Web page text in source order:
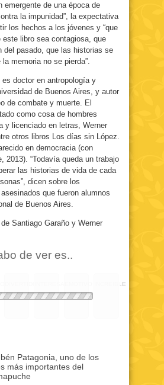
emergente de una época de
la impunidad”, la expectativa
los hechos a los jóvenes y “que
este libro sea contagiosa, que
del pasado, que las historias se
memoria no se pierda”.
es doctor en antropología y
de Buenos Aires, y autor
de combate y muerte. El
como cosa de hombres
y licenciado en letras, Werner
otros libros Los días sin López.
en democracia (con
2013). “Todavía queda un trabajo
las historias de vida de cada
dicen sobre los
que fueron alumnos
de Buenos Aires.
Santiago Garaño y Werner
de ver es..
INCREIBLE
Patagonia, uno de los
más importantes del